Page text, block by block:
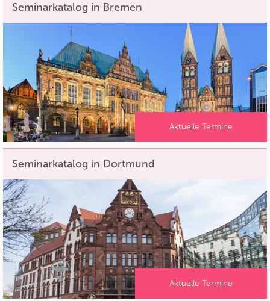
Seminarkatalog in Bremen
Aktuelle Termine
Seminarkatalog in Dortmund
Aktuelle Termine